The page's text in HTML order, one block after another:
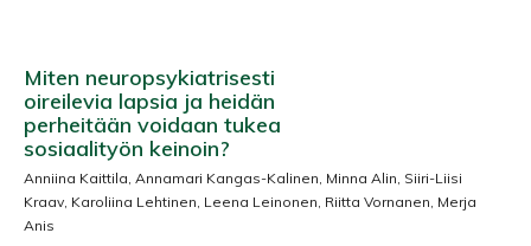
Miten neuropsykiatrisesti
oireilevia lapsia ja heidän
perheitään voidaan tukea
sosiaalityön keinoin?
Anniina Kaittila, Annamari Kangas-Kalinen, Minna Alin, Siiri-Liisi
Kraav, Karoliina Lehtinen, Leena Leinonen, Riitta Vornanen, Merja
Anis